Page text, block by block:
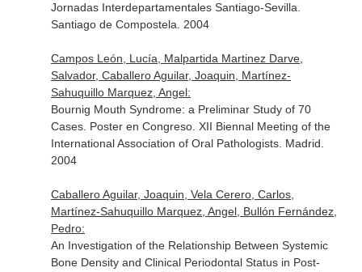
Jornadas Interdepartamentales Santiago-Sevilla.
Santiago de Compostela. 2004
Campos León, Lucía, Malpartida Martinez Darve,
Salvador, Caballero Aguilar, Joaquin, Martínez-
Sahuquillo Marquez, Angel:
Bournig Mouth Syndrome: a Preliminar Study of 70
Cases. Poster en Congreso. XII Biennal Meeting of the
International Association of Oral Pathologists. Madrid.
2004
Caballero Aguilar, Joaquin, Vela Cerero, Carlos,
Martínez-Sahuquillo Marquez, Angel, Bullón Fernández,
Pedro:
An Investigation of the Relationship Between Systemic
Bone Density and Clinical Periodontal Status in Post-